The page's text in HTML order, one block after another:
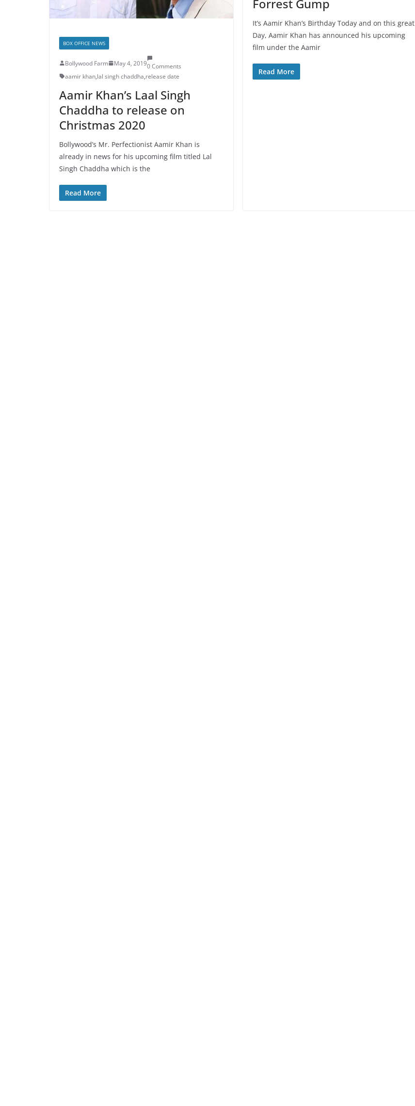
BOX OFFICE NEWS
Bollywood Farm May 4, 20190 Comments
aamir khan,lal singh chaddha,release date
Aamir Khan’s Laal Singh
Chaddha to release on
Christmas 2020
Bollywood’s Mr. Perfectionist Aamir Khan is
already in news for his upcoming film titled Lal
Singh Chaddha which is the
Read More
Forrest Gump
It’s Aamir Khan’s Birthday Today and on this great
Day, Aamir Khan has announced his upcoming
film under the Aamir
Read More